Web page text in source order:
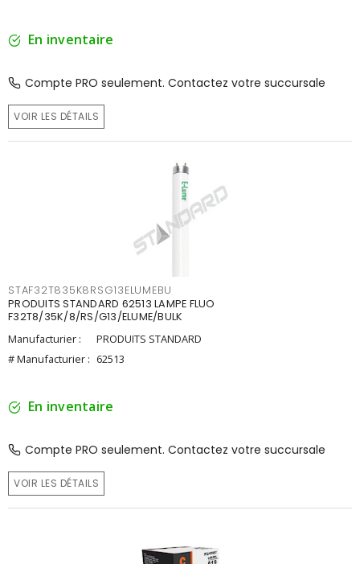
En inventaire
Compte PRO seulement. Contactez votre succursale
VOIR LES DÉTAILS
STAF32T835K8RSG13ELUMEBU
PRODUITS STANDARD 62513 LAMPE FLUO
F32T8/35K/8/RS/G13/ELUME/BULK
Manufacturier :
PRODUITS STANDARD
# Manufacturier : 62513
En inventaire
Compte PRO seulement. Contactez votre succursale
VOIR LES DÉTAILS